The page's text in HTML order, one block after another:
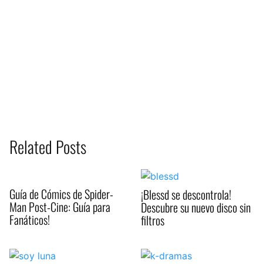
Related Posts
Guía de Cómics de Spider-
Man Post-Cine: Guía para
Fanáticos!
¡Blessd se descontrola!
Descubre su nuevo disco sin
filtros